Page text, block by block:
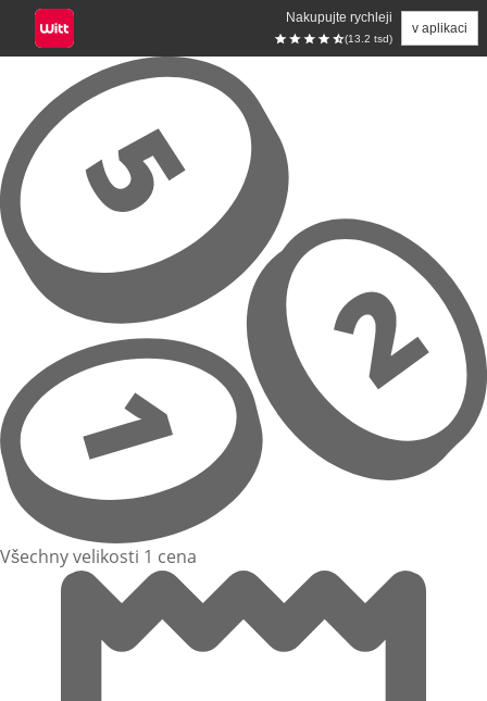
Nakupujte rychleji
(13.2 tsd)
v aplikaci
Přeskočit na hlavní obsah
Všechny velikosti 1 cena